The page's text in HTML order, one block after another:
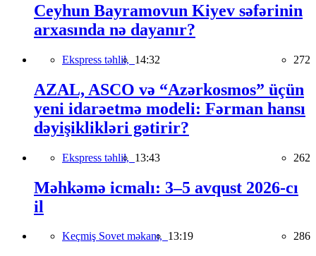
Ceyhun Bayramovun Kiyev səfərinin
arxasında nə dayanır?
Ekspress təhlil, 14:32 272
AZAL, ASCO və “Azərkosmos” üçün
yeni idarəetmə modeli: Fərman hansı
dəyişiklikləri gətirir?
Ekspress təhlil, 13:43 262
Məhkəmə icmalı: 3–5 avqust 2026-cı
il
Keçmiş Sovet məkanı, 13:19 286